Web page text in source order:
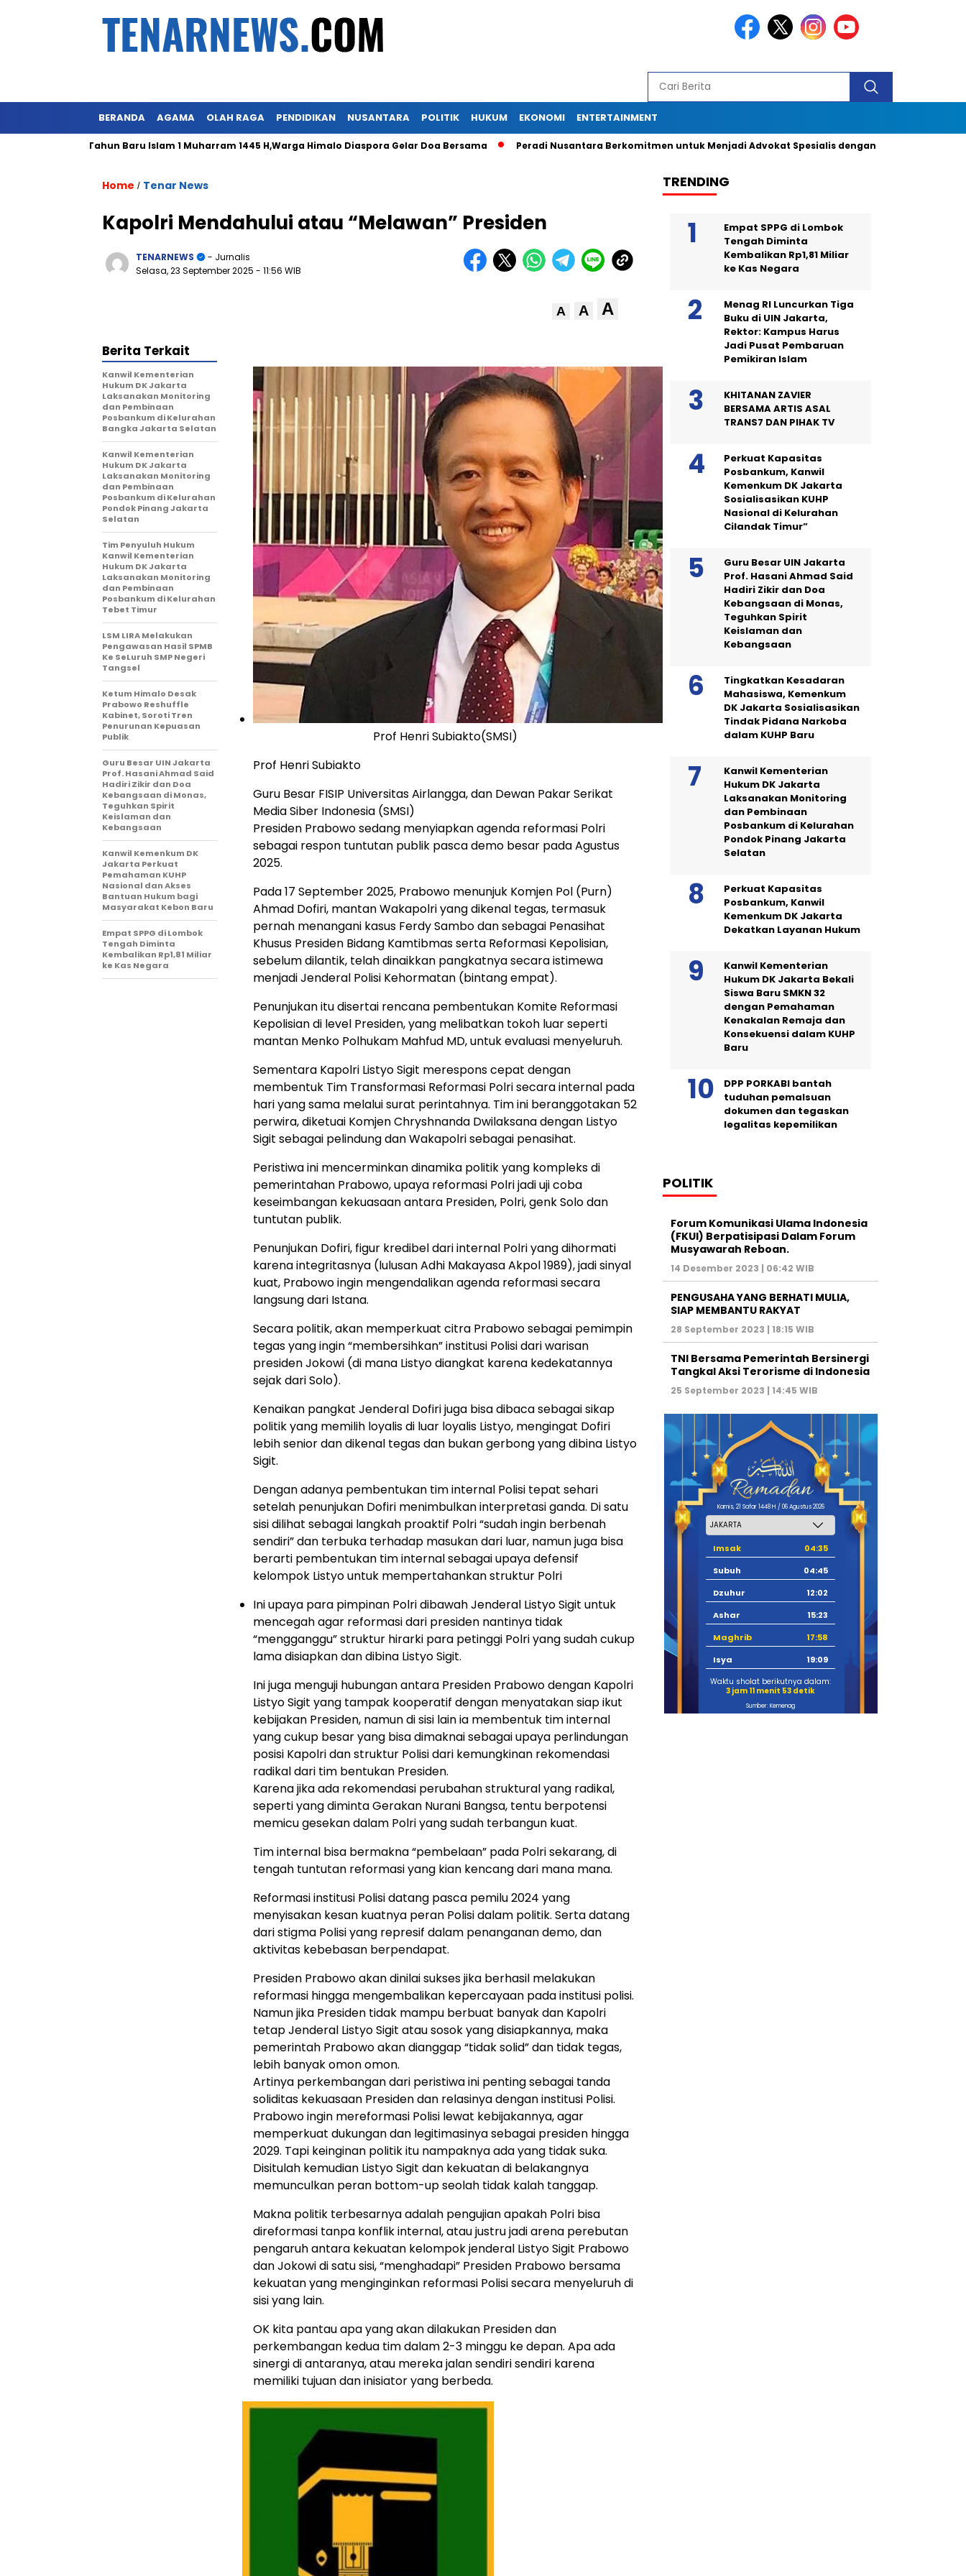
BERANDA AGAMA OLAH RAGA PENDIDIKAN NUSANTARA POLITIK HUKUM EKONOMI ENTERTAINMENT
Sambut Tahun Baru Islam 1 Muharram 1445 H,Warga Himalo Diaspora Gelar Doa Bersama Peradi Nusantara Berkomitmen untuk Menjadi Advokat Spesialis dengan Dukungan Ombudsman
Home / Tenar News
Kapolri Mendahului atau “Melawan” Presiden
TENARNEWS
- Jurnalis
Selasa, 23 September 2025 - 11:56 WIB
A A A
Prof Henri Subiakto(SMSI)
Prof Henri Subiakto
Guru Besar FISIP Universitas Airlangga, dan Dewan Pakar Serikat
Media Siber Indonesia (SMSI)
Presiden Prabowo sedang menyiapkan agenda reformasi Polri
sebagai respon tuntutan publik pasca demo besar pada Agustus
2025.
Pada 17 September 2025, Prabowo menunjuk Komjen Pol (Purn)
Ahmad Dofiri, mantan Wakapolri yang dikenal tegas, termasuk
pernah menangani kasus Ferdy Sambo dan sebagai Penasihat
Khusus Presiden Bidang Kamtibmas serta Reformasi Kepolisian,
sebelum dilantik, telah dinaikkan pangkatnya secara istimewa
menjadi Jenderal Polisi Kehormatan (bintang empat).
Penunjukan itu disertai rencana pembentukan Komite Reformasi
Kepolisian di level Presiden, yang melibatkan tokoh luar seperti
mantan Menko Polhukam Mahfud MD, untuk evaluasi menyeluruh.
Sementara Kapolri Listyo Sigit merespons cepat dengan
membentuk Tim Transformasi Reformasi Polri secara internal pada
hari yang sama melalui surat perintahnya. Tim ini beranggotakan 52
perwira, diketuai Komjen Chryshnanda Dwilaksana dengan Listyo
Sigit sebagai pelindung dan Wakapolri sebagai penasihat.
Peristiwa ini mencerminkan dinamika politik yang kompleks di
pemerintahan Prabowo, upaya reformasi Polri jadi uji coba
keseimbangan kekuasaan antara Presiden, Polri, genk Solo dan
tuntutan publik.
Penunjukan Dofiri, figur kredibel dari internal Polri yang dihormati
karena integritasnya (lulusan Adhi Makayasa Akpol 1989), jadi sinyal
kuat, Prabowo ingin mengendalikan agenda reformasi secara
langsung dari Istana.
Secara politik, akan memperkuat citra Prabowo sebagai pemimpin
tegas yang ingin “membersihkan” institusi Polisi dari warisan
presiden Jokowi (di mana Listyo diangkat karena kedekatannya
sejak dari Solo).
Kenaikan pangkat Jenderal Dofiri juga bisa dibaca sebagai sikap
politik yang memilih loyalis di luar loyalis Listyo, mengingat Dofiri
lebih senior dan dikenal tegas dan bukan gerbong yang dibina Listyo
Sigit.
Dengan adanya pembentukan tim internal Polisi tepat sehari
setelah penunjukan Dofiri menimbulkan interpretasi ganda. Di satu
sisi dilihat sebagai langkah proaktif Polri “sudah ingin berbenah
sendiri” dan terbuka terhadap masukan dari luar, namun juga bisa
berarti pembentukan tim internal sebagai upaya defensif
kelompok Listyo untuk mempertahankan struktur Polri
Ini upaya para pimpinan Polri dibawah Jenderal Listyo Sigit untuk
mencegah agar reformasi dari presiden nantinya tidak
“mengganggu” struktur hirarki para petinggi Polri yang sudah cukup
lama disiapkan dan dibina Listyo Sigit.
Ini juga menguji hubungan antara Presiden Prabowo dengan Kapolri
Listyo Sigit yang tampak kooperatif dengan menyatakan siap ikut
kebijakan Presiden, namun di sisi lain ia membentuk tim internal
yang cukup besar yang bisa dimaknai sebagai upaya perlindungan
posisi Kapolri dan struktur Polisi dari kemungkinan rekomendasi
radikal dari tim bentukan Presiden.
Karena jika ada rekomendasi perubahan struktural yang radikal,
seperti yang diminta Gerakan Nurani Bangsa, tentu berpotensi
memicu gesekan dalam Polri yang sudah terbangun kuat.
Tim internal bisa bermakna “pembelaan” pada Polri sekarang, di
tengah tuntutan reformasi yang kian kencang dari mana mana.
Reformasi institusi Polisi datang pasca pemilu 2024 yang
menyisakan kesan kuatnya peran Polisi dalam politik. Serta datang
dari stigma Polisi yang represif dalam penanganan demo, dan
aktivitas kebebasan berpendapat.
Presiden Prabowo akan dinilai sukses jika berhasil melakukan
reformasi hingga mengembalikan kepercayaan pada institusi polisi.
Namun jika Presiden tidak mampu berbuat banyak dan Kapolri
tetap Jenderal Listyo Sigit atau sosok yang disiapkannya, maka
pemerintah Prabowo akan dianggap “tidak solid” dan tidak tegas,
lebih banyak omon omon.
Artinya perkembangan dari peristiwa ini penting sebagai tanda
soliditas kekuasaan Presiden dan relasinya dengan institusi Polisi.
Prabowo ingin mereformasi Polisi lewat kebijakannya, agar
memperkuat dukungan dan legitimasinya sebagai presiden hingga
2029. Tapi keinginan politik itu nampaknya ada yang tidak suka.
Disitulah kemudian Listyo Sigit dan kekuatan di belakangnya
memunculkan peran bottom-up seolah tidak kalah tanggap.
Makna politik terbesarnya adalah pengujian apakah Polri bisa
direformasi tanpa konflik internal, atau justru jadi arena perebutan
pengaruh antara kekuatan kelompok jenderal Listyo Sigit Prabowo
dan Jokowi di satu sisi, “menghadapi” Presiden Prabowo bersama
kekuatan yang menginginkan reformasi Polisi secara menyeluruh di
sisi yang lain.
OK kita pantau apa yang akan dilakukan Presiden dan
perkembangan kedua tim dalam 2-3 minggu ke depan. Apa ada
sinergi di antaranya, atau mereka jalan sendiri sendiri karena
memiliki tujuan dan inisiator yang berbeda.
Berita Terkait
Kanwil Kementerian
Hukum DK Jakarta
Laksanakan Monitoring
dan Pembinaan
Posbankum di Kelurahan
Bangka Jakarta Selatan
Kanwil Kementerian
Hukum DK Jakarta
Laksanakan Monitoring
dan Pembinaan
Posbankum di Kelurahan
Pondok Pinang Jakarta
Selatan
Tim Penyuluh Hukum
Kanwil Kementerian
Hukum DK Jakarta
Laksanakan Monitoring
dan Pembinaan
Posbankum di Kelurahan
Tebet Timur
LSM LIRA Melakukan
Pengawasan Hasil SPMB
Ke SeLuruh SMP Negeri
Tangsel
Ketum Himalo Desak
Prabowo Reshuffle
Kabinet, Soroti Tren
Penurunan Kepuasan
Publik
Guru Besar UIN Jakarta
Prof. Hasani Ahmad Said
Hadiri Zikir dan Doa
Kebangsaan di Monas,
Teguhkan Spirit
Keislaman dan
Kebangsaan
Kanwil Kemenkum DK
Jakarta Perkuat
Pemahaman KUHP
Nasional dan Akses
Bantuan Hukum bagi
Masyarakat Kebon Baru
Empat SPPG di Lombok
Tengah Diminta
Kembalikan Rp1,81 Miliar
ke Kas Negara
TRENDING
Empat SPPG di Lombok
Tengah Diminta
Kembalikan Rp1,81 Miliar
ke Kas Negara
Menag RI Luncurkan Tiga
Buku di UIN Jakarta,
Rektor: Kampus Harus
Jadi Pusat Pembaruan
Pemikiran Islam
KHITANAN ZAVIER
BERSAMA ARTIS ASAL
TRANS7 DAN PIHAK TV
Perkuat Kapasitas
Posbankum, Kanwil
Kemenkum DK Jakarta
Sosialisasikan KUHP
Nasional di Kelurahan
Cilandak Timur”
Guru Besar UIN Jakarta
Prof. Hasani Ahmad Said
Hadiri Zikir dan Doa
Kebangsaan di Monas,
Teguhkan Spirit
Keislaman dan
Kebangsaan
Tingkatkan Kesadaran
Mahasiswa, Kemenkum
DK Jakarta Sosialisasikan
Tindak Pidana Narkoba
dalam KUHP Baru
Kanwil Kementerian
Hukum DK Jakarta
Laksanakan Monitoring
dan Pembinaan
Posbankum di Kelurahan
Pondok Pinang Jakarta
Selatan
Perkuat Kapasitas
Posbankum, Kanwil
Kemenkum DK Jakarta
Dekatkan Layanan Hukum
Kanwil Kementerian
Hukum DK Jakarta Bekali
Siswa Baru SMKN 32
dengan Pemahaman
Kenakalan Remaja dan
Konsekuensi dalam KUHP
Baru
DPP PORKABI bantah
tuduhan pemalsuan
dokumen dan tegaskan
legalitas kepemilikan
POLITIK
Forum Komunikasi Ulama Indonesia
(FKUI) Berpatisipasi Dalam Forum
Musyawarah Reboan.
14 Desember 2023 | 06:42 WIB
PENGUSAHA YANG BERHATI MULIA,
SIAP MEMBANTU RAKYAT
28 September 2023 | 18:15 WIB
TNI Bersama Pemerintah Bersinergi
Tangkal Aksi Terorisme di Indonesia
25 September 2023 | 14:45 WIB
Kamis, 21 Safar 1448 H / 06 Agustus 2026
Imsak
04:35
Subuh
04:45
Dzuhur
12:02
Ashar
15:23
Maghrib
17:58
Isya
19:09
Waktu sholat berikutnya dalam:
3 jam 11 menit 52 detik
Sumber: Kemenag